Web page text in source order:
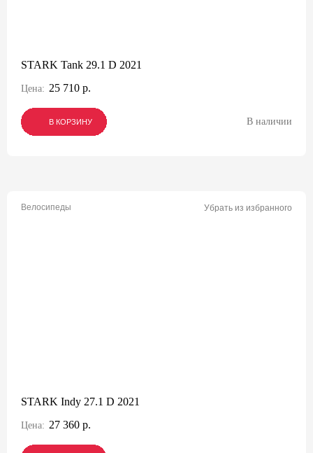
STARK Tank 29.1 D 2021
Цена: 25 710 р.
В КОРЗИНУ
В КОРЗИНУ
В КОРЗИНУ В наличии
Велосипеды Убрать из избранного
STARK Indy 27.1 D 2021
Цена: 27 360 р.